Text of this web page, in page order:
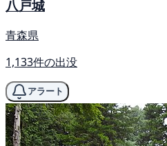
八戸城
青森県
1,133件の出没
アラート